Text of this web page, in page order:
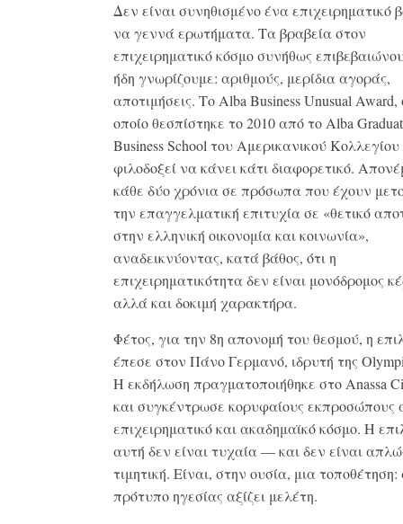
Δεν είναι συνηθισμένο ένα επιχειρηματικό
να γεννά ερωτήματα. Τα βραβεία στον
επιχειρηματικό κόσμο συνήθως
ήδη γνωρίζουμε: αριθμούς, μερίδια αγοράς,
αποτιμήσεις. Το Alba Business Unusual
οποίο θεσπίστηκε το 2010 από το Alba
Business School του Αμερικανικού
φιλοδοξεί να κάνει κάτι διαφορετικό.
κάθε δύο χρόνια σε πρόσωπα που έχουν
την επαγγελματική επιτυχία σε «θετικό
στην ελληνική οικονομία και κοινωνία»,
αναδεικνύοντας, κατά βάθος, ότι η
επιχειρηματικότητα δεν είναι μονόδρομος
αλλά και δοκιμή χαρακτήρα.
Φέτος, για την 8η απονομή του θεσμού, η
έπεσε στον Πάνο Γερμανό, ιδρυτή της
Η εκδήλωση πραγματοποιήθηκε στο Anassa
και συγκέντρωσε κορυφαίους εκπροσώπους
επιχειρηματικό και ακαδημαϊκό κόσμο. Η
αυτή δεν είναι τυχαία — και δεν είναι
τιμητική. Είναι, στην ουσία, μια
πρότυπο ηγεσίας αξίζει μελέτη.